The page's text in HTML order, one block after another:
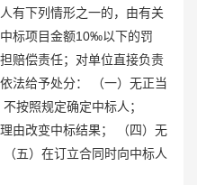
有下列情形之一的，由有关
标项目金额10‰以下的罚
赔偿责任；对单位直接负责
法给予处分： （一）无正当
按照规定确定中标人；
由改变中标结果； （四）无
五）在订立合同时向中标人